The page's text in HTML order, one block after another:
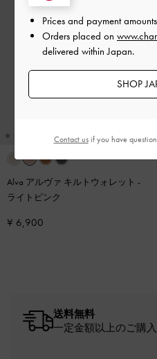
Alva アルヴァ キルトウォレット -
ライトピンク
¥ 6,900
送料無料
一定金額以上のご購
Prices and payment
Orders placed on
delivered within Japan.
SHOP
Contact usif you have